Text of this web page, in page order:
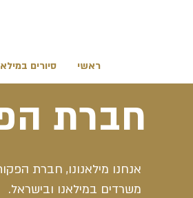
ראשי סיורים
חברת
אנחנו מילאנונו, חברת
משרדים במילאנו ובישראל.